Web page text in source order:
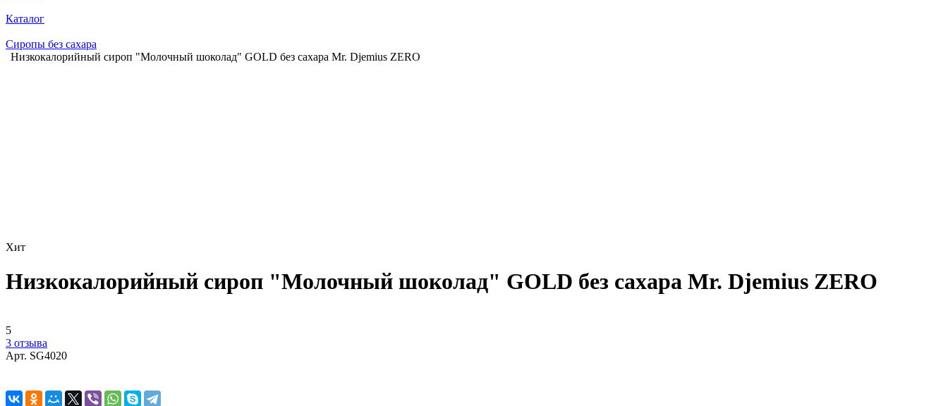
Каталог
Сиропы без сахара
Низкокалорийный сироп "Молочный шоколад" GOLD без сахара Mr. Djemius ZERO
Хит
Низкокалорийный сироп "Молочный шоколад" GOLD без сахара Mr. Djemius ZERO
5
3 отзыва
Арт. SG4020